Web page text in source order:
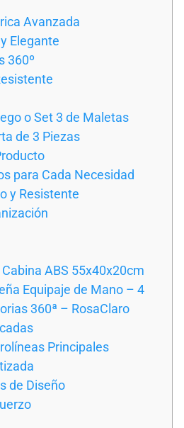
Avanzada
Elegante
360º
o Set 3 de Maletas
de 3 Piezas
para Cada Necesidad
y Resistente
ABS 55x40x20cm
Equipaje de Mano – 4
360ª – RosaClaro
Principales
de Diseño